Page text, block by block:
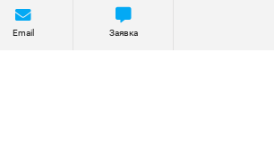
Email Заявка